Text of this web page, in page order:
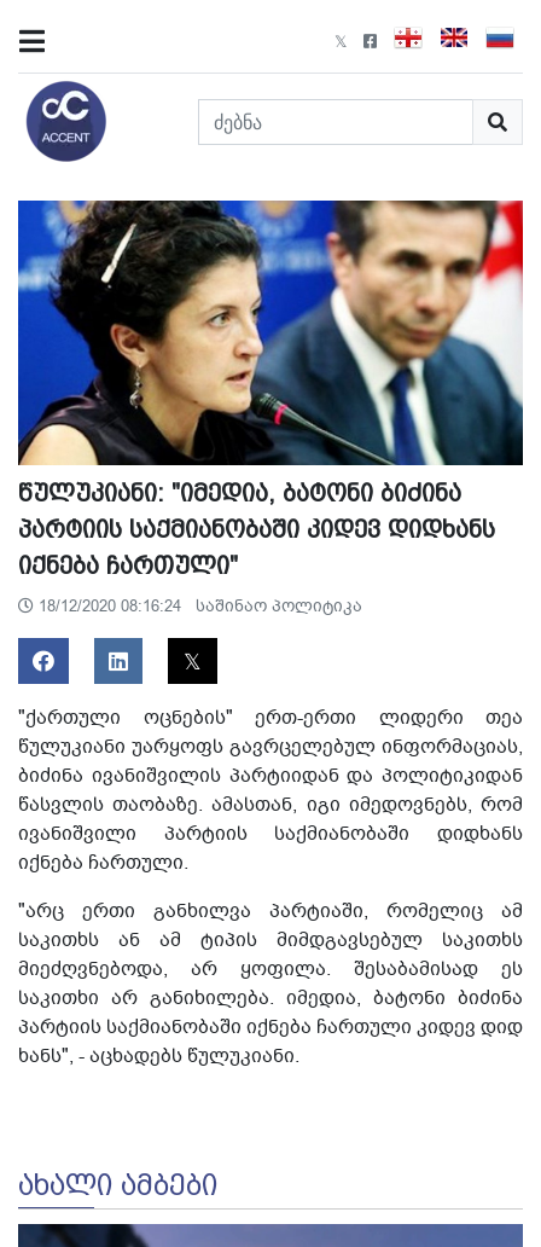
წულუკიანი: "იმედია, ბატონი ბიძინა
პარტიის საქმიანობაში კიდევ დიდხანს
იქნება ჩართული"
18/12/2020 08:16:24 საშინაო პოლიტიკა
"ქართული ოცნების" ერთ-ერთი ლიდერი თეა
წულუკიანი უარყოფს გავრცელებულ ინფორმაციას,
ბიძინა ივანიშვილის პარტიიდან და პოლიტიკიდან
წასვლის თაობაზე. ამასთან, იგი იმედოვნებს, რომ
ივანიშვილი პარტიის საქმიანობაში დიდხანს
იქნება ჩართული.
"არც ერთი განხილვა პარტიაში, რომელიც ამ
საკითხს ან ამ ტიპის მიმდგავსებულ საკითხს
მიეძღვნებოდა, არ ყოფილა. შესაბამისად ეს
საკითხი არ განიხილება. იმედია, ბატონი ბიძინა
პარტიის საქმიანობაში იქნება ჩართული კიდევ დიდ
ხანს", - აცხადებს წულუკიანი.
ᲐᲮᲐᲚᲘ ᲐᲛᲑᲔᲑᲘ